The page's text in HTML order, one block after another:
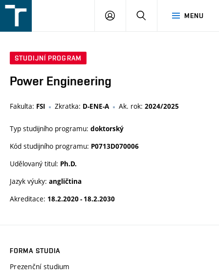
v
MENU
PŘIHLÁŠENÍ
STUDIJNÍ PROGRAM
Power Engineering
Fakulta: FSI Zkratka: D-ENE-A Ak. rok: 2024/2025
Typ studijního programu: doktorský
Kód studijního programu: P0713D070006
Udělovaný titul: Ph.D.
Jazyk výuky: angličtina
Akreditace: 18.2.2020 - 18.2.2030
FORMA STUDIA
Prezenční studium